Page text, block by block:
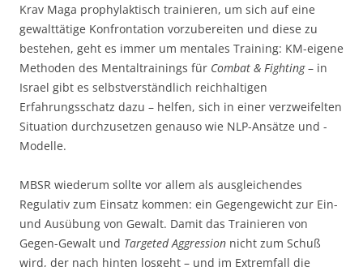
Krav Maga prophylaktisch trainieren, um sich auf eine
gewalttätige Konfrontation vorzubereiten und diese zu
bestehen, geht es immer um mentales Training: KM-eigene
Methoden des Mentaltrainings für Combat & Fighting– in
Israel gibt es selbstverständlich reichhaltigen
Erfahrungsschatz dazu – helfen, sich in einer verzweifelten
Situation durchzusetzen genauso wie NLP-Ansätze und -
Modelle.
MBSR wiederum sollte vor allem als ausgleichendes
Regulativ zum Einsatz kommen: ein Gegengewicht zur Ein-
und Ausübung von Gewalt. Damit das Trainieren von
Gegen-Gewalt und Targeted Aggression nicht zum Schuß
wird, der nach hinten losgeht – und im Extremfall die